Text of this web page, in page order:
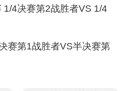
1/4决赛第2战胜者VS 1/4
赛第1战胜者VS半决赛第